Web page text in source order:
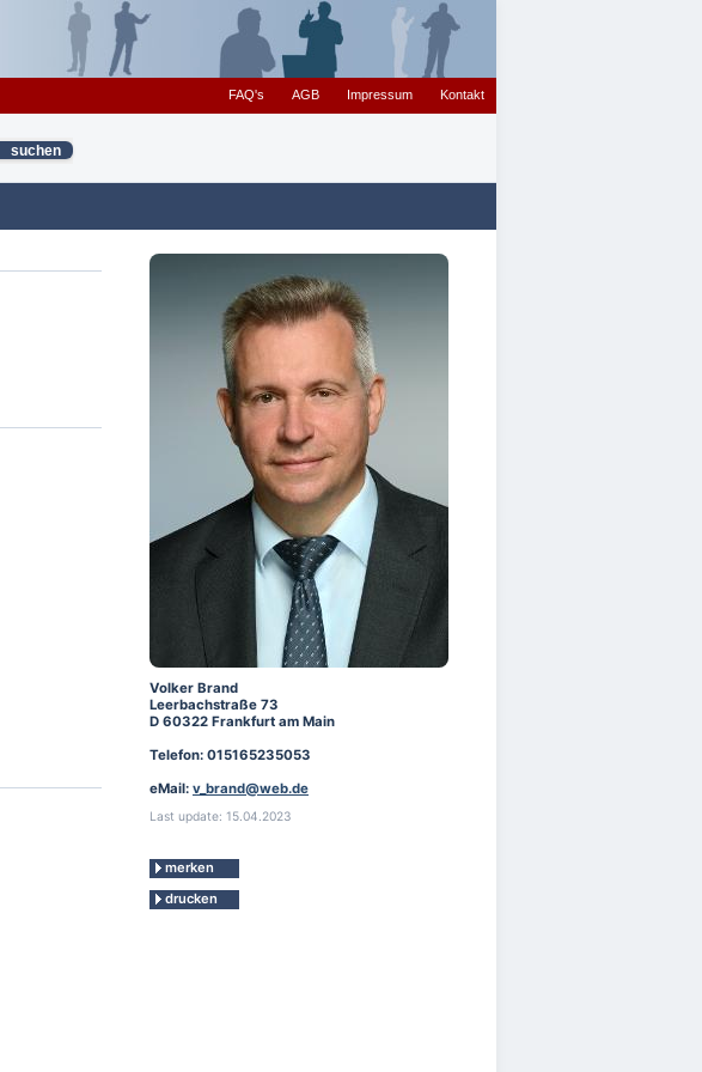
FAQ's AGB Impressum Kontakt
suchen
Volker Brand
Leerbachstraße 73
D 60322 Frankfurt am Main
Telefon: 015165235053
eMail: v_brand@web.de
Last update: 15.04.2023
merken
drucken